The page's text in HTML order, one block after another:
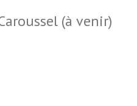
(à venir)